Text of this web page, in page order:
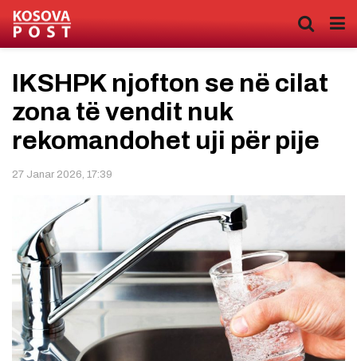
IKSHPK njofton se në cilat
zona të vendit nuk
rekomandohet uji për pije
27 Janar 2026, 17:39